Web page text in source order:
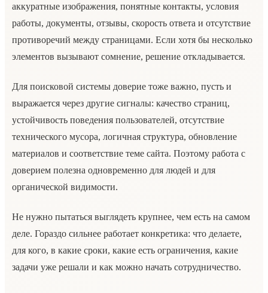
аккуратные изображения, понятные контакты, условия
работы, документы, отзывы, скорость ответа и отсутствие
противоречий между страницами. Если хотя бы несколько
элементов вызывают сомнение, решение откладывается.
Для поисковой системы доверие тоже важно, пусть и
выражается через другие сигналы: качество страниц,
устойчивость поведения пользователей, отсутствие
технического мусора, логичная структура, обновление
материалов и соответствие теме сайта. Поэтому работа с
доверием полезна одновременно для людей и для
органической видимости.
Не нужно пытаться выглядеть крупнее, чем есть на самом
деле. Гораздо сильнее работает конкретика: что делаете,
для кого, в какие сроки, какие есть ограничения, какие
задачи уже решали и как можно начать сотрудничество.